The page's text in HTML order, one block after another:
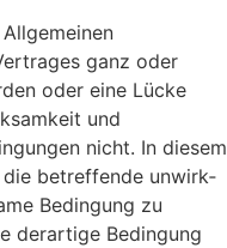
ganz oder
oder eine Lücke
und
nicht. In diesem
die betreffende unwirk­
Bedingung zu
derartige Bedingung